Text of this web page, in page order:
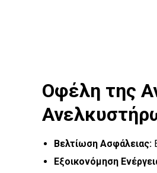
Οφέλη της
Βελτίωση Ασφάλειας:
Εξοικονόμηση